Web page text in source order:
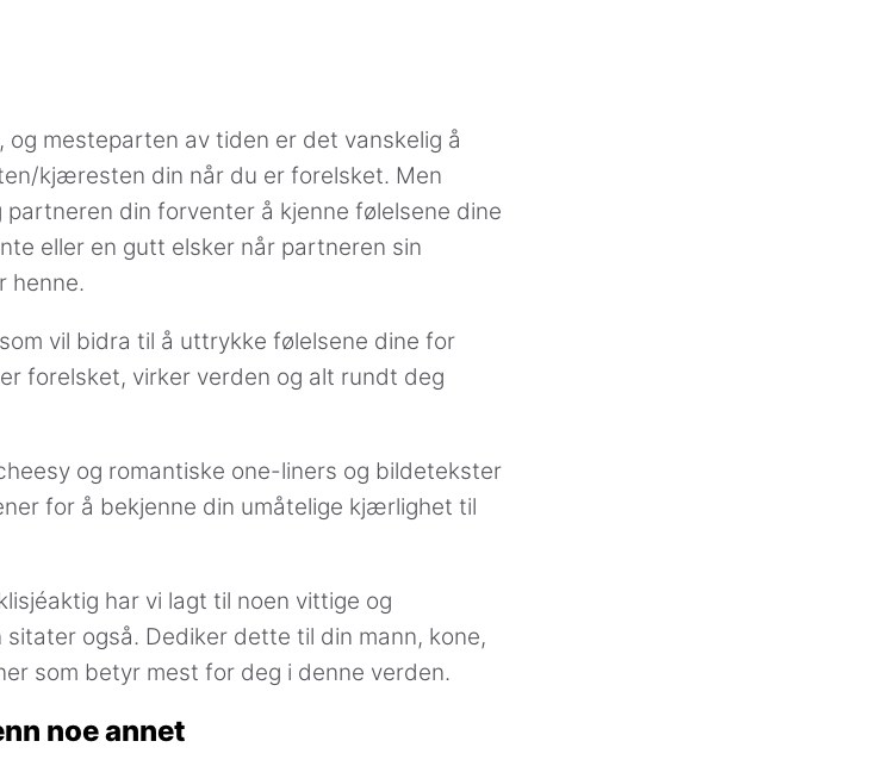
mesteparten av tiden er det vanskelig å
kjæresten din når du er forelsket. Men
din forventer å kjenne følelsene dine
eller en gutt elsker når partneren sin
henne.
vil bidra til å uttrykke følelsene dine for
forelsket, virker verden og alt rundt deg
og romantiske one-liners og bildetekster
for å bekjenne din umåtelige kjærlighet til
har vi lagt til noen vittige og
også. Dediker dette til din mann, kone,
som betyr mest for deg i denne verden.
noe annet